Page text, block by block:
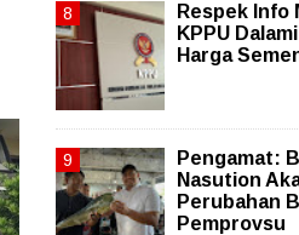
Respek Info
KPPU
Harga
Pengamat:
Nasution
Perubahan
Pemprovsu